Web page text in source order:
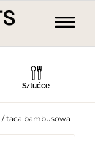
Sztućce
/ taca bambusowa